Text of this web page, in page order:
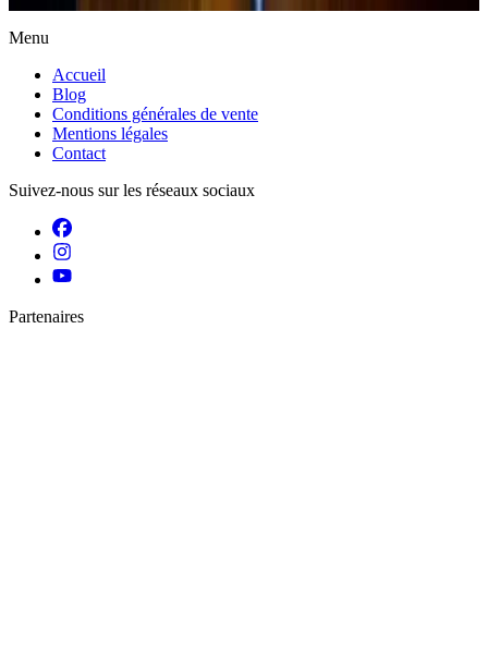
Menu
Accueil
Blog
Conditions générales de vente
Mentions légales
Contact
Suivez-nous sur les réseaux sociaux
Partenaires